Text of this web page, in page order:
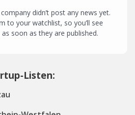
didn’t post any news yet.
to your watchlist, so you’ll see
soon as they are published.
Listen: